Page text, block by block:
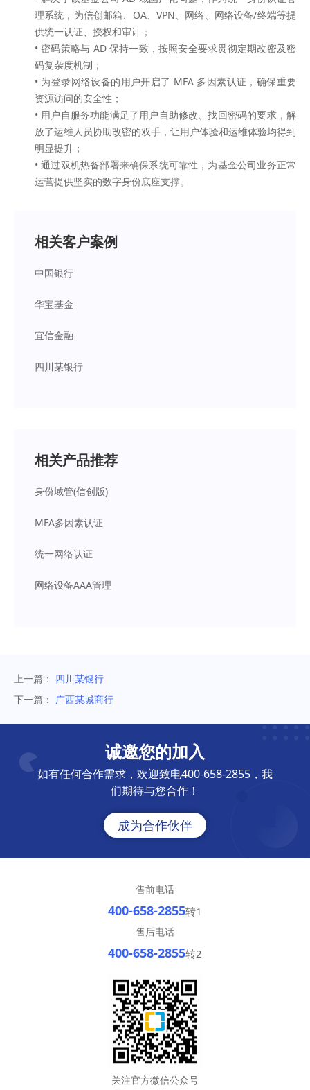
理系统，为信创邮箱、OA、VPN、网络、网络设备/终端等提
供统一认证、授权和审计；
• 密码策略与 AD 保持一致，按照安全要求贯彻定期改密及密
码复杂度机制；
• 为登录网络设备的用户开启了 MFA 多因素认证，确保重要
资源访问的安全性；
• 用户自服务功能满足了用户自助修改、找回密码的要求，解
放了运维人员协助改密的双手，让用户体验和运维体验均得到
明显提升；
•通过双机热备部署来确保系统可靠性，为基金公司业务正常
运营提供坚实的数字身份底座支撑。
相关客户案例
中国银行
华宝基金
宜信金融
四川某银行
相关产品推荐
身份域管(信创版)
MFA多因素认证
统一网络认证
网络设备AAA管理
上一篇： 四川某银行
下一篇：
广西某城商行
诚邀您的加入
如有任何合作需求，欢迎致电400-658-2855，我
们期待与您合作！
成为合作伙伴
售前电话
400-658-2855转1
售后电话
400-658-2855转2
关注官方微信公众号